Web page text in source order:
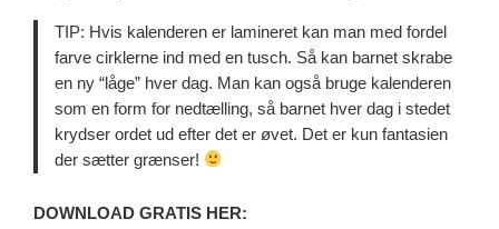
TIP: Hvis kalenderen er lamineret kan man med fordel
farve cirklerne ind med en tusch. Så kan barnet skrabe
en ny “låge” hver dag. Man kan også bruge kalenderen
som en form for nedtælling, så barnet hver dag i stedet
krydser ordet ud efter det er øvet. Det er kun fantasien
der sætter grænser!
DOWNLOAD GRATIS HER: